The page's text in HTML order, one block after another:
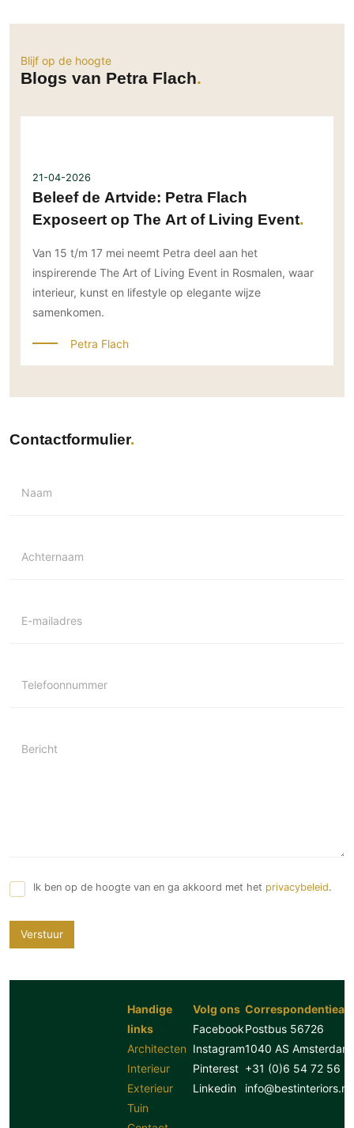
Blijf op de hoogte
Blogs van Petra Flach
21-04-2026
Beleef de Artvide: Petra Flach
Exposeert op The Art of Living Event
Van 15 t/m 17 mei neemt Petra deel aan het
inspirerende The Art of Living Event in Rosmalen, waar
interieur, kunst en lifestyle op elegante wijze
samenkomen.
Petra Flach
Contactformulier
Naam
Achternaam
E-mailadres
Telefoonnummer
Bericht
Ik ben op de hoogte van en ga akkoord met het privacybeleid.
Verstuur
Handige
links
Architecten
Interieur
Exterieur
Tuin
Volg ons
Facebook
Instagram
Pinterest
Linkedin
Postbus 56726
1040 AS Amsterdam
+31 (0)6 54 72 56
info@bestinteriors.nl